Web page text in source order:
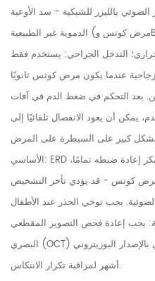
الضوئي بالليزر للشبكية - سد الأوعية
الدموية غير الطبيعية (مرض كوتس وBRVO الإقفاري)؛ ليزر النبضات الدقيقة
التدخل الجراحي: يستخدم فقط
عندما يكون مرض كوتس ثانويًا
بعد التحكم في ضغط الدم في آفات
يمكن أن يعود الانفصال تلقائيًا إلى
كبير على السيطرة على المرض
الأساسي: ERD الالتهابي - يمكن للعلاج الهرموني المبكر إعادة ضبطه تمامًا،
مرض كوتس - قد يؤدي تأخر التشخيص
يجب توخي الحذر عند الأطفال
يجب إعادة فحص التصوير المقطعي
البصري (OCT) والتصوير المقطعي بالإصدار البوزيتروني (FFA) كل 3 إلى 6
أشهر لمراقبة تكرار الانتكاس.